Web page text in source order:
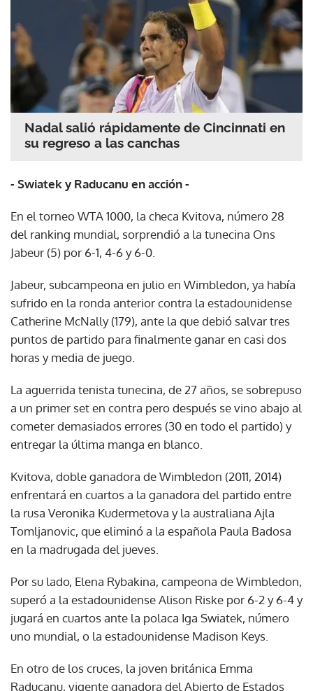
Nadal salió rápidamente de Cincinnati en
su regreso a las canchas
- Swiatek y Raducanu en acción -
En el torneo WTA 1000, la checa Kvitova, número 28
del ranking mundial, sorprendió a la tunecina Ons
Jabeur (5) por 6-1, 4-6 y 6-0.
Jabeur, subcampeona en julio en Wimbledon, ya había
sufrido en la ronda anterior contra la estadounidense
Catherine McNally (179), ante la que debió salvar tres
puntos de partido para finalmente ganar en casi dos
horas y media de juego.
La aguerrida tenista tunecina, de 27 años, se sobrepuso
a un primer set en contra pero después se vino abajo al
cometer demasiados errores (30 en todo el partido) y
entregar la última manga en blanco.
Kvitova, doble ganadora de Wimbledon (2011, 2014)
enfrentará en cuartos a la ganadora del partido entre
la rusa Veronika Kudermetova y la australiana Ajla
Tomljanovic, que eliminó a la española Paula Badosa
en la madrugada del jueves.
Por su lado, Elena Rybakina, campeona de Wimbledon,
superó a la estadounidense Alison Riske por 6-2 y 6-4 y
jugará en cuartos ante la polaca Iga Swiatek, número
uno mundial, o la estadounidense Madison Keys.
En otro de los cruces, la joven británica Emma
Raducanu, vigente ganadora del Abierto de Estados